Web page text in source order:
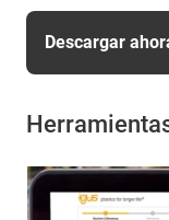
Descargar